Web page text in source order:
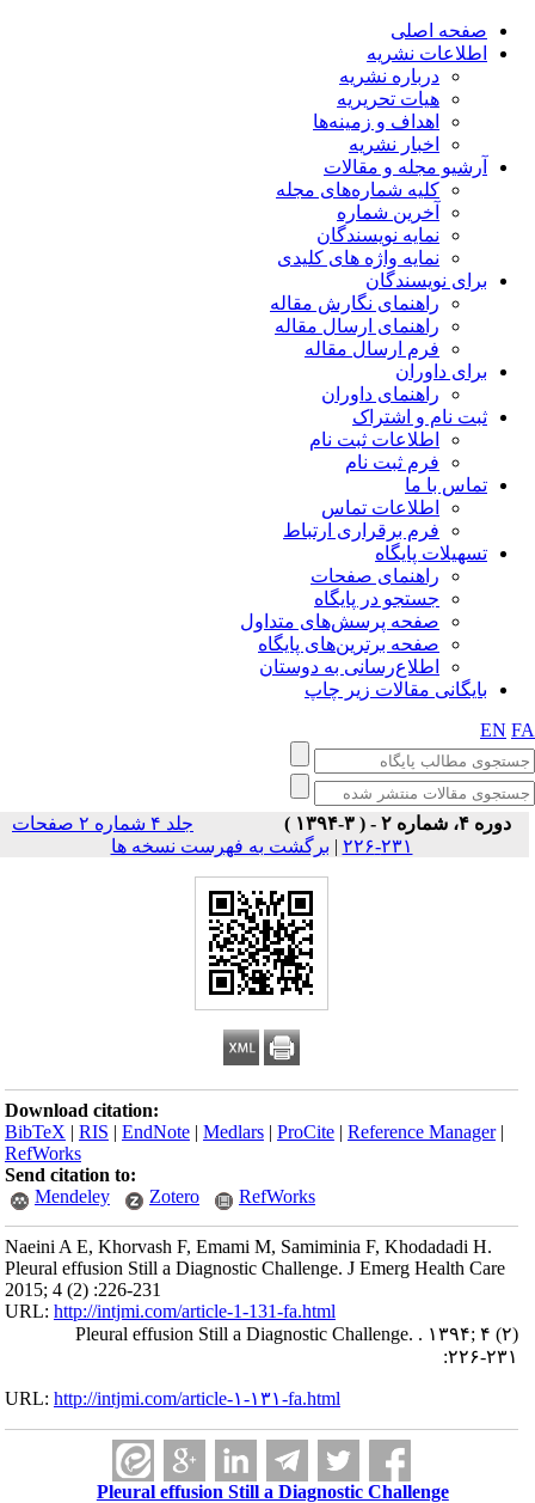
صفحه اصلی
اطلاعات نشریه
درباره نشریه
هیات تحریریه
اهداف و زمینه‌ها
اخبار نشریه
آرشیو مجله و مقالات
کلیه شماره‌های مجله
آخرین شماره
نمایه نویسندگان
نمایه واژه های کلیدی
برای نویسندگان
راهنمای نگارش مقاله
راهنمای ارسال مقاله
فرم ارسال مقاله
برای داوران
راهنمای داوران
ثبت نام و اشتراک
اطلاعات ثبت نام
فرم ثبت نام
تماس با ما
اطلاعات تماس
فرم برقراری ارتباط
تسهیلات پایگاه
راهنمای صفحات
جستجو در پایگاه
صفحه پرسش‌های متداول
صفحه برترین‌های پایگاه
اطلاع‌رسانی به دوستان
بایگانی مقالات زیر چاپ
EN
دوره ۴، شماره ۲ - ( ۳-۱۳۹۴ )
جلد ۴ شماره ۲ صفحات
۲۳۱-۲۲۶
| برگشت به فهرست نسخه ها
Download citation:
BibTeX |RIS |EndNote |Medlars |ProCite |Reference Manager
RefWorks
Send citation to:
Mendeley
Zotero RefWorks
Naeini A E, Khorvash F, Emami M, Samiminia F, Khodadadi H.
Pleural effusion Still a Diagnostic Challenge. J Emerg Health Care
2015; 4 (2) :226-231
URL:http://intjmi.com/article-1-131-fa.html
Pleural effusion Still a Diagnostic Challenge. . ۱۳۹۴; ۴ (۲)
:۲۲۶-۲۳۱
URL:http://intjmi.com/article-۱-۱۳۱-fa.html
Pleural effusion Still a Diagnostic Challenge